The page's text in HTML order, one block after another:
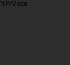
Vista